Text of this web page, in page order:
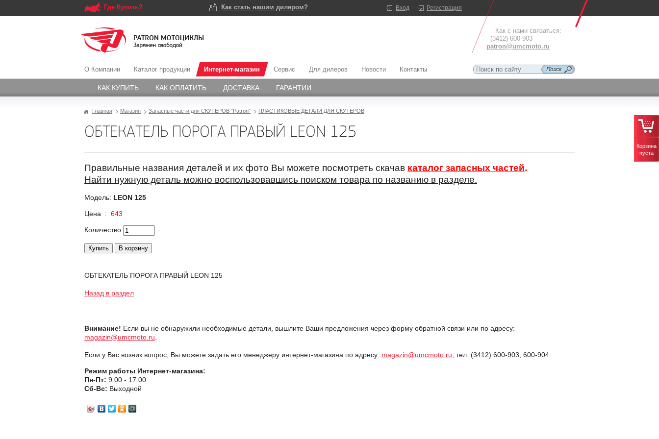
Вход Регистрация
Где Купить? Как стать нашим дилером?
Как с нами связаться:
(3412) 600-903
patron@umcmoto.ru
О Компании Каталог продукции Интернет-магазин
КАК КУПИТЬ КАК ОПЛАТИТЬ ДОСТАВКА ГАРАНТИИ
Сервис Для дилеров Новости Контакты
Корзина
пуста
Главная Магазин Запасные части для СКУТЕРОВ "Patron" ПЛАСТИКОВЫЕ ДЕТАЛИ ДЛЯ СКУТЕРОВ
ОБТЕКАТЕЛЬ ПОРОГА ПРАВЫЙ LEON 125
Правильные названия деталей и их фото Вы можете посмотреть скачав каталог запасных частей.
Найти нужную деталь можно воспользовавшись поиском товара по названию в разделе.
Модель: LEON 125
Цена : 643
Количество:
ОБТЕКАТЕЛЬ ПОРОГА ПРАВЫЙ LEON 125
Назад в раздел
Внимание! Если вы не обнаружили необходимые детали, вышлите Ваши предложения через форму обратной связи или по адресу:
magazin@umcmoto.ru
Если у Вас возник вопрос, Вы можете задать его менеджеру интернет-магазина по адресу: magazin@umcmoto.ru , тел. (3412) 600-903, 600-904.
Режим работы Интернет-магазина:
Пн-Пт: 9.00 - 17.00
Сб-Вс: Выходной